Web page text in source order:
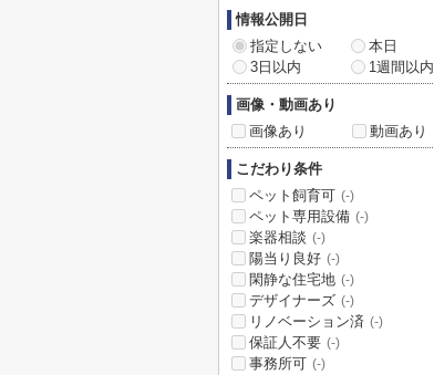
情報公開日
指定しない
本日
3日以内
1週間以内
画像・動画あり
画像あり
動画あり
こだわり条件
ペット飼育可 (-)
ペット専用設備 (-)
楽器相談 (-)
陽当り良好 (-)
閑静な住宅地 (-)
デザイナーズ (-)
リノベーション済 (-)
保証人不要 (-)
事務所可 (-)